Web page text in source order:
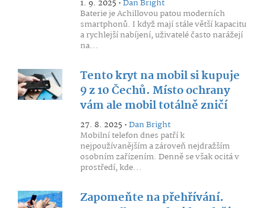
1. 9. 2025 •Dan Bright
Baterie je Achillovou patou moderních
smartphonů. I když mají stále větší kapacitu
a rychlejší nabíjení, uživatelé často narážejí
na...
Tento kryt na mobil si kupuje
9 z 10 Čechů. Místo ochrany
vám ale mobil totálně zničí
27. 8. 2025 •Dan Bright
Mobilní telefon dnes patří k
nejpoužívanějším a zároveň nejdražším
osobním zařízením. Denně se však ocitá v
prostředí, kde...
Zapomeňte na přehřívání.